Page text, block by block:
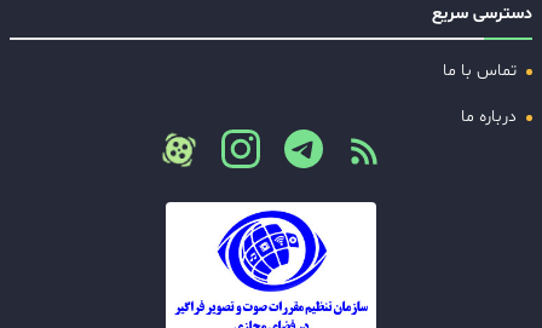
دسترسی سریع
تماس با ما
درباره ما